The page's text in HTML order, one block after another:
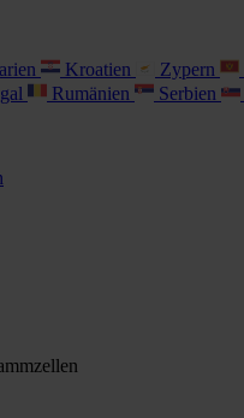
Kroatien Zypern
Rumänien Serbien